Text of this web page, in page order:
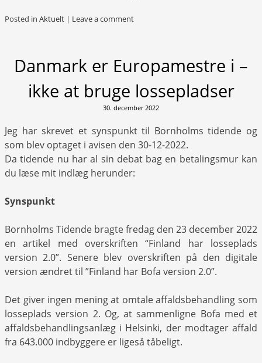
Posted in Aktuelt | Leave a comment
Danmark er Europamestre i –
ikke at bruge lossepladser
30. december 2022
Jeg har skrevet et synspunkt til Bornholms tidende og
som blev optaget i avisen den 30-12-2022.
Da tidende nu har al sin debat bag en betalingsmur kan
du læse mit indlæg herunder:
Synspunkt
Bornholms Tidende bragte fredag den 23 december 2022
en artikel med overskriften “Finland har losseplads
version 2.0”. Senere blev overskriften på den digitale
version ændret til ”Finland har Bofa version 2.0”.
Det giver ingen mening at omtale affaldsbehandling som
losseplads version 2. Og, at sammenligne Bofa med et
affaldsbehandlingsanlæg i Helsinki, der modtager affald
fra 643.000 indbyggere er ligeså tåbeligt.